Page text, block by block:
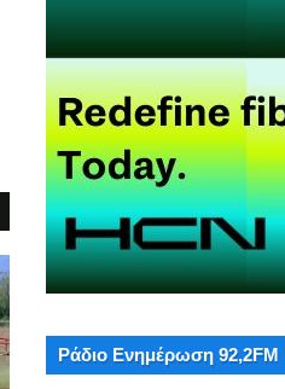
Ράδιο Ενημέρωση 92,2FM